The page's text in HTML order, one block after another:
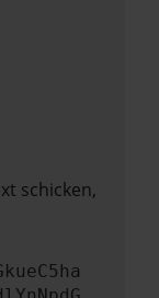
schicken,